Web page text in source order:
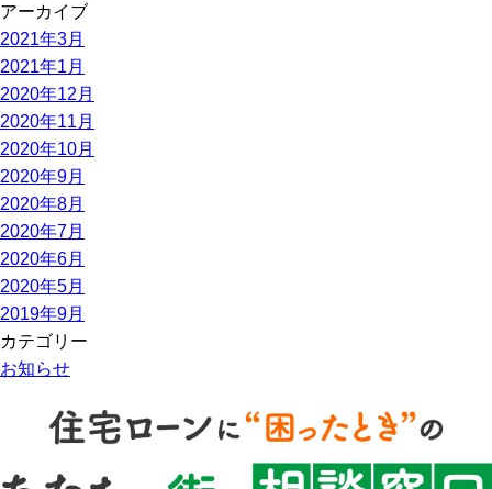
アーカイブ
2021年3月
2021年1月
2020年12月
2020年11月
2020年10月
2020年9月
2020年8月
2020年7月
2020年6月
2020年5月
2019年9月
カテゴリー
お知らせ